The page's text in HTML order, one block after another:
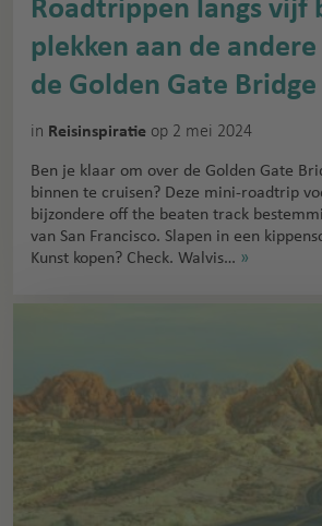
Roadtrippen langs vijf
plekken aan de
de Golden Gate Bridge
in Reisinspiratie op 2 mei 2024
Ben je klaar om over de Golden Gate
binnen te cruisen? Deze mini-roadtrip
bijzondere off the beaten track
van San Francisco. Slapen in een
Kunst kopen? Check. Walvis… »